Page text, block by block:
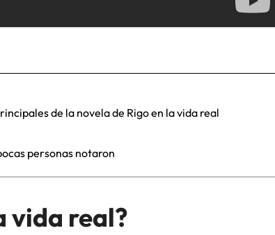
de la novela de Rigo en la vida real
personas notaron
vida real?